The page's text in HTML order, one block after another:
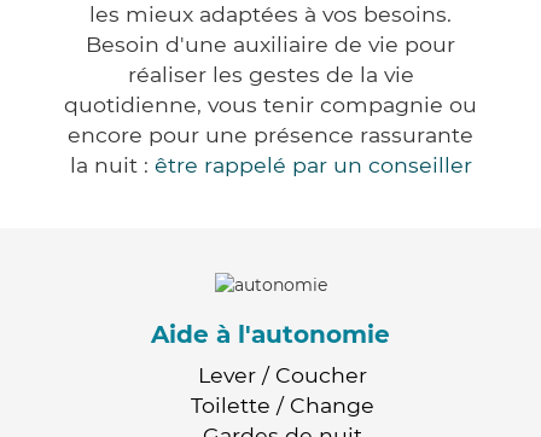
les mieux adaptées à vos besoins.
Besoin d'une auxiliaire de vie pour
réaliser les gestes de la vie
quotidienne, vous tenir compagnie ou
encore pour une présence rassurante
la nuit : être rappelé par un conseiller
Aide à l'autonomie
Lever / Coucher
Toilette / Change